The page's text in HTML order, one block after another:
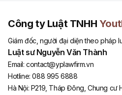
Công ty Luật TNHH
Giám đốc, người đại diện theo pháp
Luật sư Nguyễn Văn Thành
Email: contact@yplawfirm.vn
Hotline: 088 995 6888
Hà Nội: P219, Tháp Đông, Chung cư